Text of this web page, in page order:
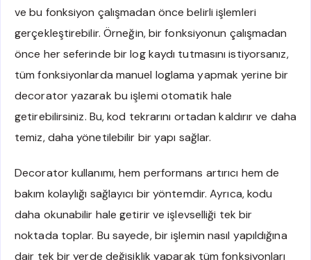
ve bu fonksiyon çalışmadan önce belirli işlemleri
gerçekleştirebilir. Örneğin, bir fonksiyonun çalışmadan
önce her seferinde bir log kaydı tutmasını istiyorsanız,
tüm fonksiyonlarda manuel loglama yapmak yerine bir
decorator yazarak bu işlemi otomatik hale
getirebilirsiniz. Bu, kod tekrarını ortadan kaldırır ve daha
temiz, daha yönetilebilir bir yapı sağlar.
Decorator kullanımı, hem performans artırıcı hem de
bakım kolaylığı sağlayıcı bir yöntemdir. Ayrıca, kodu
daha okunabilir hale getirir ve işlevselliği tek bir
noktada toplar. Bu sayede, bir işlemin nasıl yapıldığına
dair tek bir yerde değişiklik yaparak tüm fonksiyonları